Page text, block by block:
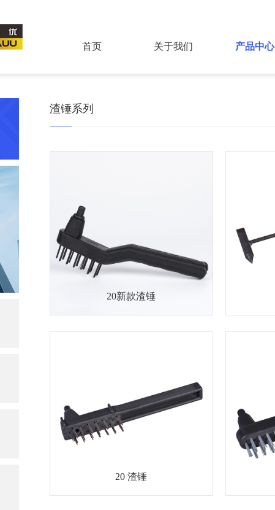
首页 关于我们 产品中心
渣锤系列
20新款渣锤
20 渣锤